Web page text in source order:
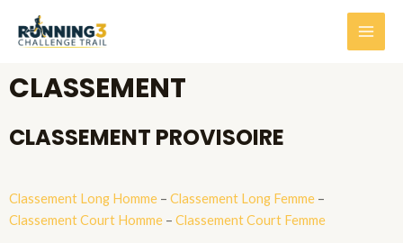
CLASSEMENT
CLASSEMENT PROVISOIRE
Classement Long Homme – Classement Long Femme –
Classement Court Homme – Classement Court Femme